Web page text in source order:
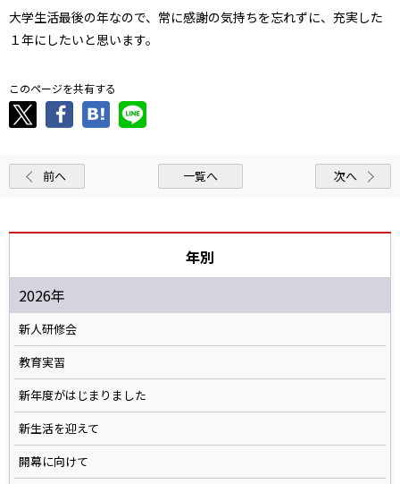
大学生活最後の年なので、常に感謝の気持ちを忘れずに、充実した
１年にしたいと思います。
このページを共有する
前へ 一覧へ 次へ
年別
2026年
新人研修会
教育実習
新年度がはじまりました
新生活を迎えて
開幕に向けて